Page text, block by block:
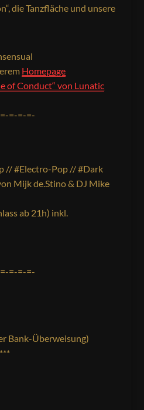
die Tanzfläche und unsere
Homepage
of Conduct“ von Lunatic
=-=-=-
// #Electro-Pop // #Dark
Mijk de.Stino & DJ Mike
ab 21h) inkl.
=-=-=-
Bank-Überweisung)